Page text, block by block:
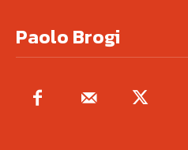
Paolo Brogi